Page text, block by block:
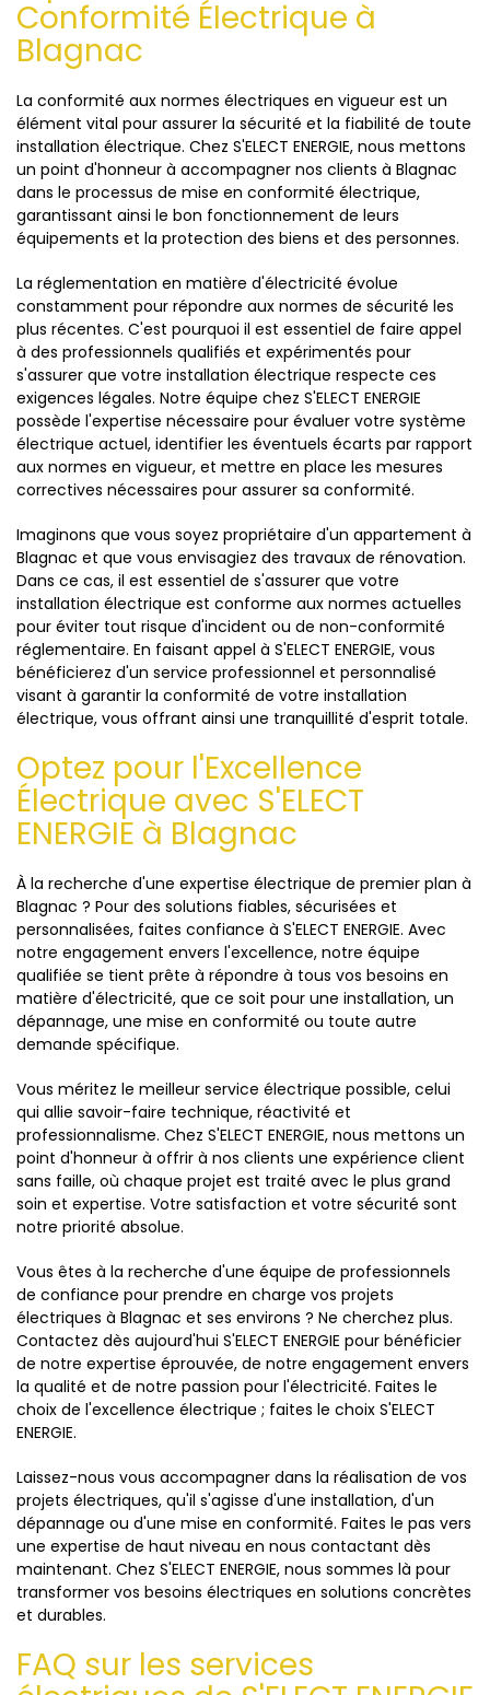
Conformité Électrique à
Blagnac
La conformité aux normes électriques en vigueur est un
élément vital pour assurer la sécurité et la fiabilité de toute
installation électrique. Chez S'ELECT ENERGIE, nous mettons
un point d'honneur à accompagner nos clients à Blagnac
dans le processus de mise en conformité électrique,
garantissant ainsi le bon fonctionnement de leurs
équipements et la protection des biens et des personnes.
La réglementation en matière d'électricité évolue
constamment pour répondre aux normes de sécurité les
plus récentes. C'est pourquoi il est essentiel de faire appel
à des professionnels qualifiés et expérimentés pour
s'assurer que votre installation électrique respecte ces
exigences légales. Notre équipe chez S'ELECT ENERGIE
possède l'expertise nécessaire pour évaluer votre système
électrique actuel, identifier les éventuels écarts par rapport
aux normes en vigueur, et mettre en place les mesures
correctives nécessaires pour assurer sa conformité.
Imaginons que vous soyez propriétaire d'un appartement à
Blagnac et que vous envisagiez des travaux de rénovation.
Dans ce cas, il est essentiel de s'assurer que votre
installation électrique est conforme aux normes actuelles
pour éviter tout risque d'incident ou de non-conformité
réglementaire. En faisant appel à S'ELECT ENERGIE, vous
bénéficierez d'un service professionnel et personnalisé
visant à garantir la conformité de votre installation
électrique, vous offrant ainsi une tranquillité d'esprit totale.
Optez pour l'Excellence
Électrique avec S'ELECT
ENERGIE à Blagnac
À la recherche d'une expertise électrique de premier plan à
Blagnac ? Pour des solutions fiables, sécurisées et
personnalisées, faites confiance à S'ELECT ENERGIE. Avec
notre engagement envers l'excellence, notre équipe
qualifiée se tient prête à répondre à tous vos besoins en
matière d'électricité, que ce soit pour une installation, un
dépannage, une mise en conformité ou toute autre
demande spécifique.
Vous méritez le meilleur service électrique possible, celui
qui allie savoir-faire technique, réactivité et
professionnalisme. Chez S'ELECT ENERGIE, nous mettons un
point d'honneur à offrir à nos clients une expérience client
sans faille, où chaque projet est traité avec le plus grand
soin et expertise. Votre satisfaction et votre sécurité sont
notre priorité absolue.
Vous êtes à la recherche d'une équipe de professionnels
de confiance pour prendre en charge vos projets
électriques à Blagnac et ses environs ? Ne cherchez plus.
Contactez dès aujourd'hui S'ELECT ENERGIE pour bénéficier
de notre expertise éprouvée, de notre engagement envers
la qualité et de notre passion pour l'électricité. Faites le
choix de l'excellence électrique ; faites le choix S'ELECT
ENERGIE.
Laissez-nous vous accompagner dans la réalisation de vos
projets électriques, qu'il s'agisse d'une installation, d'un
dépannage ou d'une mise en conformité. Faites le pas vers
une expertise de haut niveau en nous contactant dès
maintenant. Chez S'ELECT ENERGIE, nous sommes là pour
transformer vos besoins électriques en solutions concrètes
et durables.
FAQ sur les services